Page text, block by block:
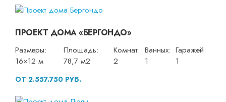
ПРОЕКТ ДОМА «БЕРГОНДО»
Размеры:
16×12 м
Площадь:
78,7 м2
Комнат:
2
Ванных:
1
Гаражей:
1
ОТ 2.557.750 РУБ.